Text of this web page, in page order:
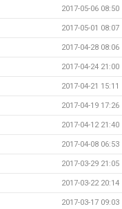
2017-05-06 08:50
2017-05-01 08:07
2017-04-28 08:06
2017-04-24 21:00
2017-04-21 15:11
2017-04-19 17:26
2017-04-12 21:40
2017-04-08 06:53
2017-03-29 21:05
2017-03-22 20:14
2017-03-17 09:03